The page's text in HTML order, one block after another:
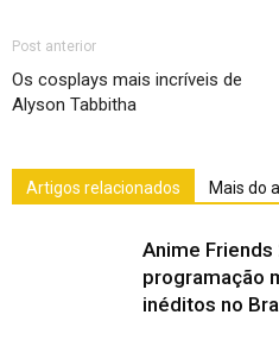
Post anterior
Os cosplays mais incríveis de
Alyson Tabbitha
Artigos relacionados Mais do
Anime Friends
programação
inéditos no